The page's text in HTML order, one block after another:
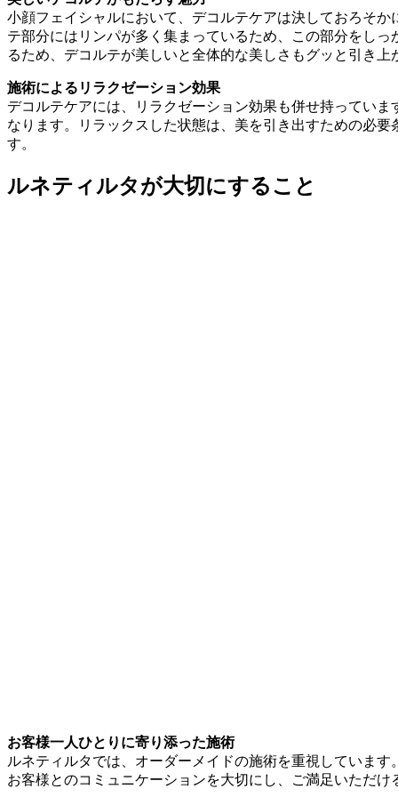
小顔フェイシャルにおいて、デコルテケアは決しておろそ
テ部分にはリンパが多く集まっているため、この部分をし
るため、デコルテが美しいと全体的な美しさもグッと引き上
施術によるリラクゼーション効果
デコルテケアには、リラクゼーション効果も併せ持ってい
なります。リラックスした状態は、美を引き出すための必
す。
ルネティルタが大切にすること
お客様一人ひとりに寄り添った施術
ルネティルタでは、オーダーメイドの施術を重視していま
お客様とのコミュニケーションを大切にし、ご満足いただ